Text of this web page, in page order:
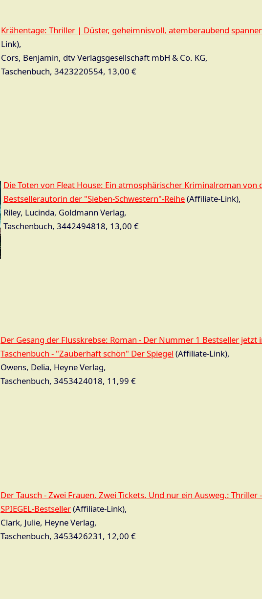
Krähentage: Thriller | Düster, geheimnisvoll, atemberaubend
Link),
Cors, Benjamin, dtv Verlagsgesellschaft mbH & Co. KG,
Taschenbuch, 3423220554, 13,00 €
Die Toten von Fleat House: Ein atmosphärischer Kriminalroman von
Bestsellerautorin der "Sieben-Schwestern"-Reihe(Affiliate-Link),
Riley, Lucinda, Goldmann Verlag,
Taschenbuch, 3442494818, 13,00 €
Der Gesang der Flusskrebse: Roman - Der Nummer 1 Bestseller jetzt
Taschenbuch - "Zauberhaft schön" Der Spiegel (Affiliate-Link),
Owens, Delia, Heyne Verlag,
Taschenbuch, 3453424018, 11,99 €
Der Tausch ‐ Zwei Frauen. Zwei Tickets. Und nur ein Ausweg.: Thriller
SPIEGEL-Bestseller(Affiliate-Link),
Clark, Julie, Heyne Verlag,
Taschenbuch, 3453426231, 12,00 €